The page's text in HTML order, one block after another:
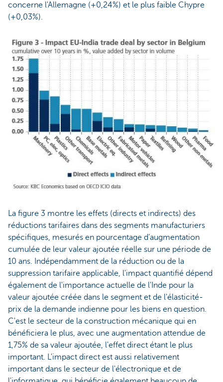
concerne l'Allemagne (+0,24%) et le plus faible Chypre
(+0,03%).
La figure 3 montre les effets (directs et indirects) des
réductions tarifaires dans des segments manufacturiers
spécifiques, mesurés en pourcentage d’augmentation
cumulée de leur valeur ajoutée réelle sur une période de
10 ans. Indépendamment de la réduction ou de la
suppression tarifaire applicable, l'impact quantifié dépend
également de l'importance actuelle de l'Inde pour la
valeur ajoutée créée dans le segment et de l'élasticité-
prix de la demande indienne pour les biens en question.
C'est le secteur de la construction mécanique qui en
bénéficiera le plus, avec une augmentation attendue de
1,75% de sa valeur ajoutée, l'effet direct étant le plus
important. L'impact direct est aussi relativement
important dans le secteur de l'électronique et de